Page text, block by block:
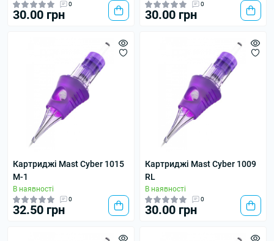
0
30.00 грн
0
30.00 грн
Картриджі Mast Cyber 1015
M-1
В наявності
0
32.50 грн
Картриджі Mast Cyber 1009
RL
В наявності
0
30.00 грн